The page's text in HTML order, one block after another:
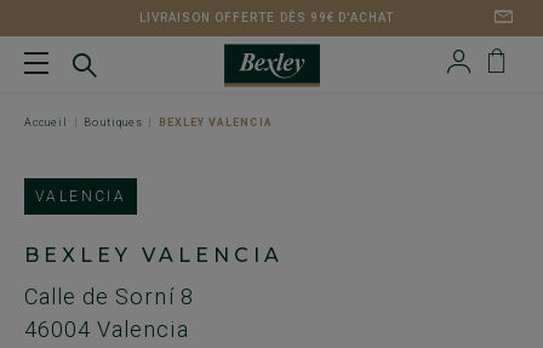
LIVRAISON OFFERTE DÈS 99€ D'ACHAT
Accueil Boutiques BEXLEY VALENCIA
VALENCIA
BEXLEY VALENCIA
Calle de Sorní 8
46004 Valencia